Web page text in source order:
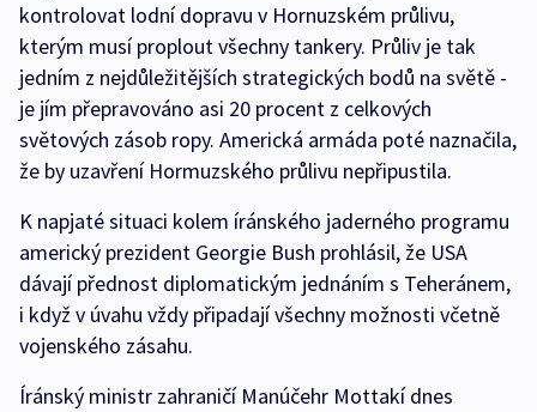
kontrolovat lodní dopravu v Hornuzském průlivu,
kterým musí proplout všechny tankery. Průliv je tak
jedním z nejdůležitějších strategických bodů na světě -
je jím přepravováno asi 20 procent z celkových
světových zásob ropy. Americká armáda poté naznačila,
že by uzavření Hormuzského průlivu nepřipustila.
K napjaté situaci kolem íránského jaderného programu
americký prezident Georgie Bush prohlásil, že USA
dávají přednost diplomatickým jednáním s Teheránem,
i když v úvahu vždy připadají všechny možnosti včetně
vojenského zásahu.
Íránský ministr zahraničí Manúčehr Mottakí dnes